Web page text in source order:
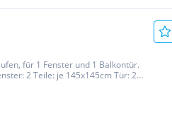
für 1 Fenster und 1 Balkontür.
2 Teile: je 145x145cm Tür: 2